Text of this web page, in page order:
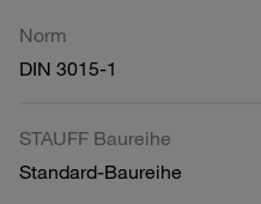
Norm
DIN 3015-1
STAUFF Baureihe
Standard-Baureihe